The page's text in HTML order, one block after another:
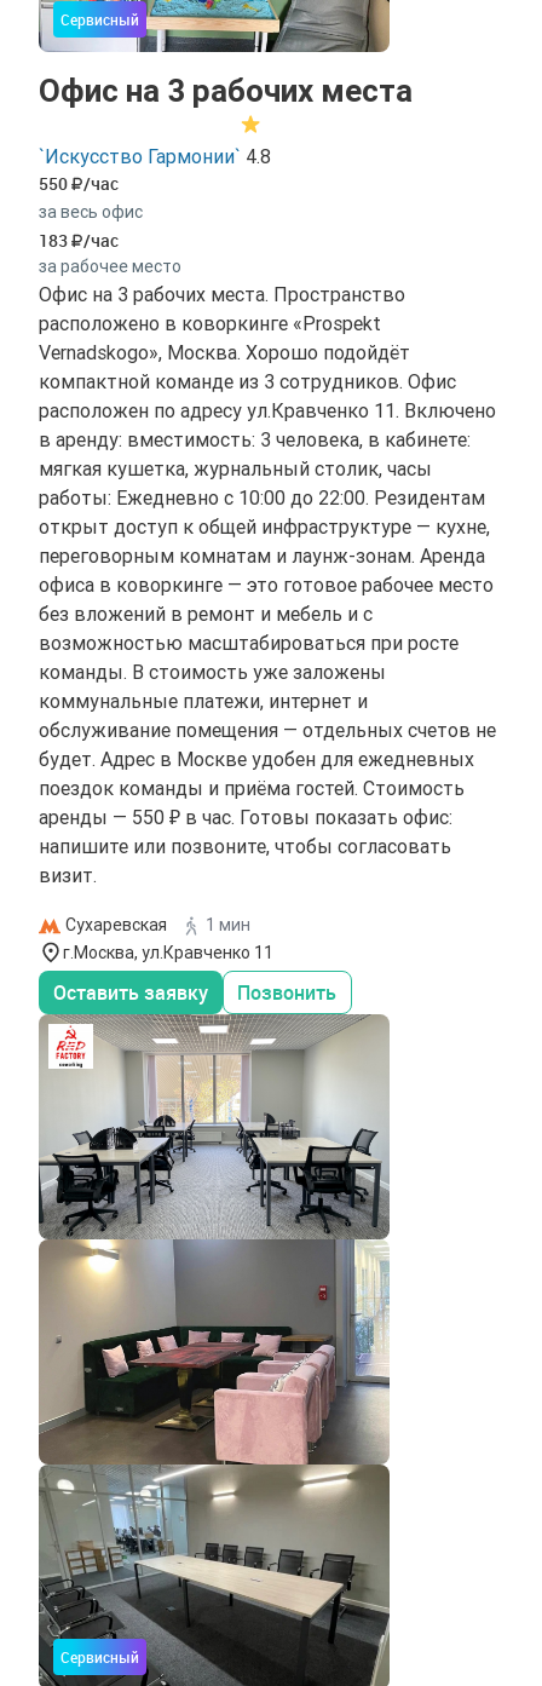
Сервисный
Офис на 3 рабочих места
`Искусство Гармонии` 4.8
550 /час
за весь офис
183 /час
за рабочее место
Офис на 3 рабочих места. Пространство
расположено в коворкинге «Prospekt
Vernadskogo», Москва. Хорошо подойдёт
компактной команде из 3 сотрудников. Офис
расположен по адресу ул.Кравченко 11. Включено
в аренду: вместимость: 3 человека, в кабинете:
мягкая кушетка, журнальный столик, часы
работы: Ежедневно с 10:00 до 22:00. Резидентам
открыт доступ к общей инфраструктуре — кухне,
переговорным комнатам и лаунж-зонам. Аренда
офиса в коворкинге — это готовое рабочее место
без вложений в ремонт и мебель и с
возможностью масштабироваться при росте
команды. В стоимость уже заложены
коммунальные платежи, интернет и
обслуживание помещения — отдельных счетов не
будет. Адрес в Москве удобен для ежедневных
поездок команды и приёма гостей. Стоимость
аренды — 550 ₽ в час. Готовы показать офис:
напишите или позвоните, чтобы согласовать
визит.
Сухаревская
1 мин
г.Москва, ул.Кравченко 11
Оставить заявку Позвонить
Сервисный